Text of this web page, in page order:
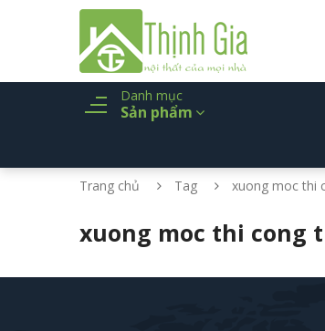
Danh mục
Sản phẩm
Trang chủ Tag xuong moc thi
xuong moc thi cong